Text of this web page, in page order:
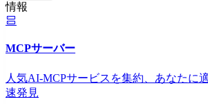
情報
MCPサーバー
人気AI-MCPサービスを集約、あなたに
速発見